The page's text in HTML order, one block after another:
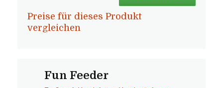
Preise für dieses Produkt
vergleichen
Fun Feeder